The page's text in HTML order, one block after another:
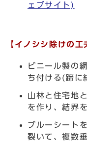
ェブサイト)
【イノシシ除けの工
ビニール製の
ち付ける(蹄に
山林と住宅地
を作り、結界
ブルーシート
裂いて、複数